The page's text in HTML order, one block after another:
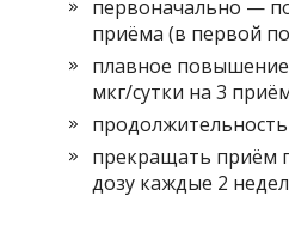
первоначально —
приёма (в первой
плавное
мкг/сутки на 3
прекращать приём
дозу каждые 2